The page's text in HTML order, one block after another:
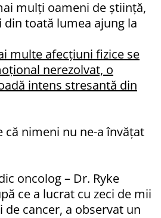
mulți oameni de știință,
toată lumea ajung la
multe afecțiuni fizice se
nerezolvat, o
intens stresantă din
că nimeni nu ne-a învățat
oncolog – Dr. Ryke
ce a lucrat cu zeci de mii
de cancer, a observat un